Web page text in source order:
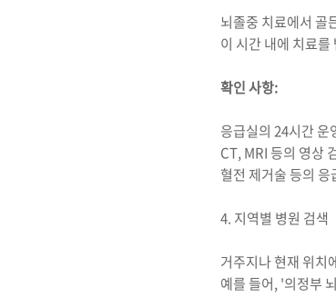
뇌졸중 치료에서 골
이 시간 내에 치료
확인 사항:
응급실의 24시간 운
CT, MRI 등의 영상
혈전 제거술 등의 응
4. 지역별 병원 검색
거주지나 현재 위치
예를 들어, '의정부